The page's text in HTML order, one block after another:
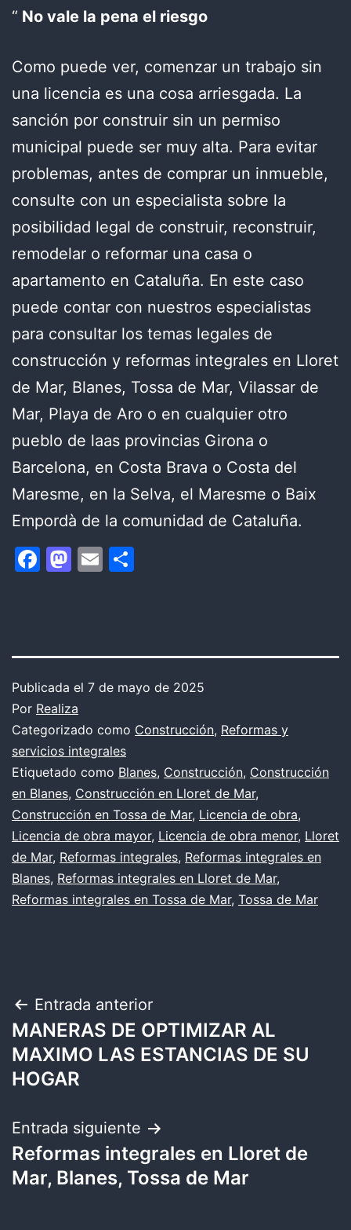
No vale la pena el riesgo
Como puede ver, comenzar un trabajo sin
una licencia es una cosa arriesgada. La
sanción por construir sin un permiso
municipal puede ser muy alta. Para evitar
problemas, antes de comprar un inmueble,
consulte con un especialista sobre la
posibilidad legal de construir, reconstruir,
remodelar o reformar una casa o
apartamento en Cataluña. En este caso
puede contar con nuestros especialistas
para consultar los temas legales de
construcción y reformas integrales en Lloret
de Mar, Blanes, Tossa de Mar, Vilassar de
Mar, Playa de Aro o en cualquier otro
pueblo de laas provincias Girona o
Barcelona, en Costa Brava o Costa del
Maresme, en la Selva, el Maresme o Baix
Empordà de la comunidad de Cataluña.
Facebook
Mastodon
Email
Publicada el 7 de mayo de 2025
Por Realiza
Categorizado como Construcción, Reformas y
servicios integrales
Etiquetado como Blanes, Construcción, Construcción
en Blanes, Construcción en Lloret de Mar,
Construcción en Tossa de Mar, Licencia de obra,
Licencia de obra mayor, Licencia de obra menor, Lloret
de Mar, Reformas integrales, Reformas integrales en
Blanes, Reformas integrales en Lloret de Mar,
Reformas integrales en Tossa de Mar, Tossa de Mar
Navegación
de
entradas
Entrada anterior
MANERAS DE OPTIMIZAR AL
MAXIMO LAS ESTANCIAS DE SU
HOGAR
Entrada siguiente
Reformas integrales en Lloret de
Mar, Blanes, Tossa de Mar